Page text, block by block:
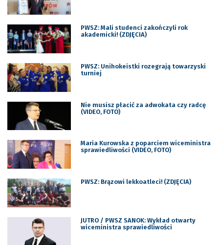
PWSZ: Mali studenci zakończyli rok
akademicki! (ZDJĘCIA)
PWSZ: Unihokeistki rozegrają towarzyski
turniej
Nie musisz płacić za adwokata czy radcę
(VIDEO, FOTO)
Maria Kurowska z poparciem wiceministra
sprawiedliwości (VIDEO, FOTO)
PWSZ: Brązowi lekkoatleci! (ZDJĘCIA)
JUTRO / PWSZ SANOK: Wykład otwarty
wiceministra sprawiedliwości